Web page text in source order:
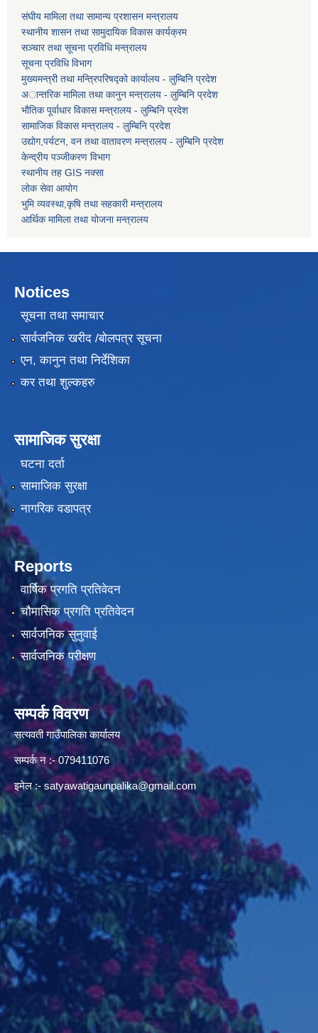
संघीय मामिला तथा सामान्य प्रशासन मन्त्रालय
स्थानीय शासन तथा सामुदायिक विकास कार्यक्रम
सञ्चार तथा सूचना प्रविधि मन्त्रालय
सूचना प्रविधि विभाग
मुख्यमन्त्री तथा मन्त्रिपरिषद्को कार्यालय - लुम्बिनि प्रदेश
अान्तरिक मामिला तथा कानुन मन्त्रालय - लुम्बिनि प्रदेश
भौतिक पूर्वाधार विकास मन्त्रालय - लुम्बिनि प्रदेश
सामाजिक विकास मन्त्रालय - लुम्बिनि प्रदेश
उद्याेग,पर्यटन, वन तथा वातावरण मन्त्रालय - लुम्बिनि प्रदेश
केन्द्रीय पञ्जीकरण विभाग
स्थानीय तह GIS नक्सा
लोक सेवा आयोग
भुमि व्यवस्था,कृषि तथा सहकारी मन्त्रालय
आर्थिक मामिला तथा याेजना मन्त्रालय
Notices
सूचना तथा समाचार
सार्वजनिक खरीद /बोलपत्र सूचना
एन, कानुन तथा निर्देशिका
कर तथा शुल्कहरु
सामाजिक सुरक्षा
घटना दर्ता
सामाजिक सुरक्षा
नागरिक वडापत्र
Reports
वार्षिक प्रगति प्रतिवेदन
चौमासिक प्रगति प्रतिवेदन
सार्वजनिक सुनुवाई
सार्वजनिक परीक्षण
सम्पर्क विवरण
सत्यवती गाउँपालिका कार्यालय
सम्पर्क न‌ :- 079411076
इमेल :- satyawatigaunpalika@gmail.com